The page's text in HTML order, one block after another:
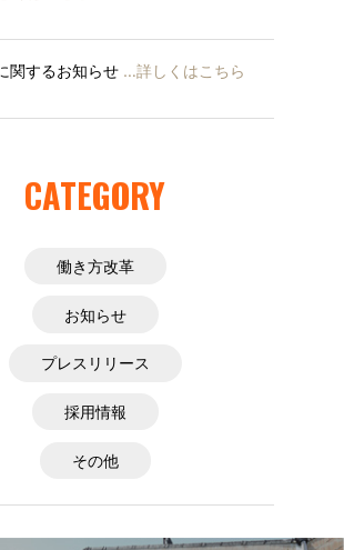
関するお知らせ …詳しくはこちら
CATEGORY
働き方改革
お知らせ
プレスリリース
採用情報
その他